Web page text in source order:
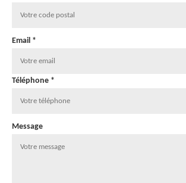
Email *
Téléphone *
Message